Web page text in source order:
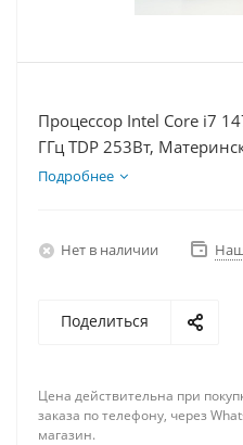
Процессор Intel Core i7
ГГц TDP 253Вт,
E D5, Видеокарта RTX
Подробнее
Нет в наличии
Поделиться
Цена действительна при
заказа по телефону, через
магазин.